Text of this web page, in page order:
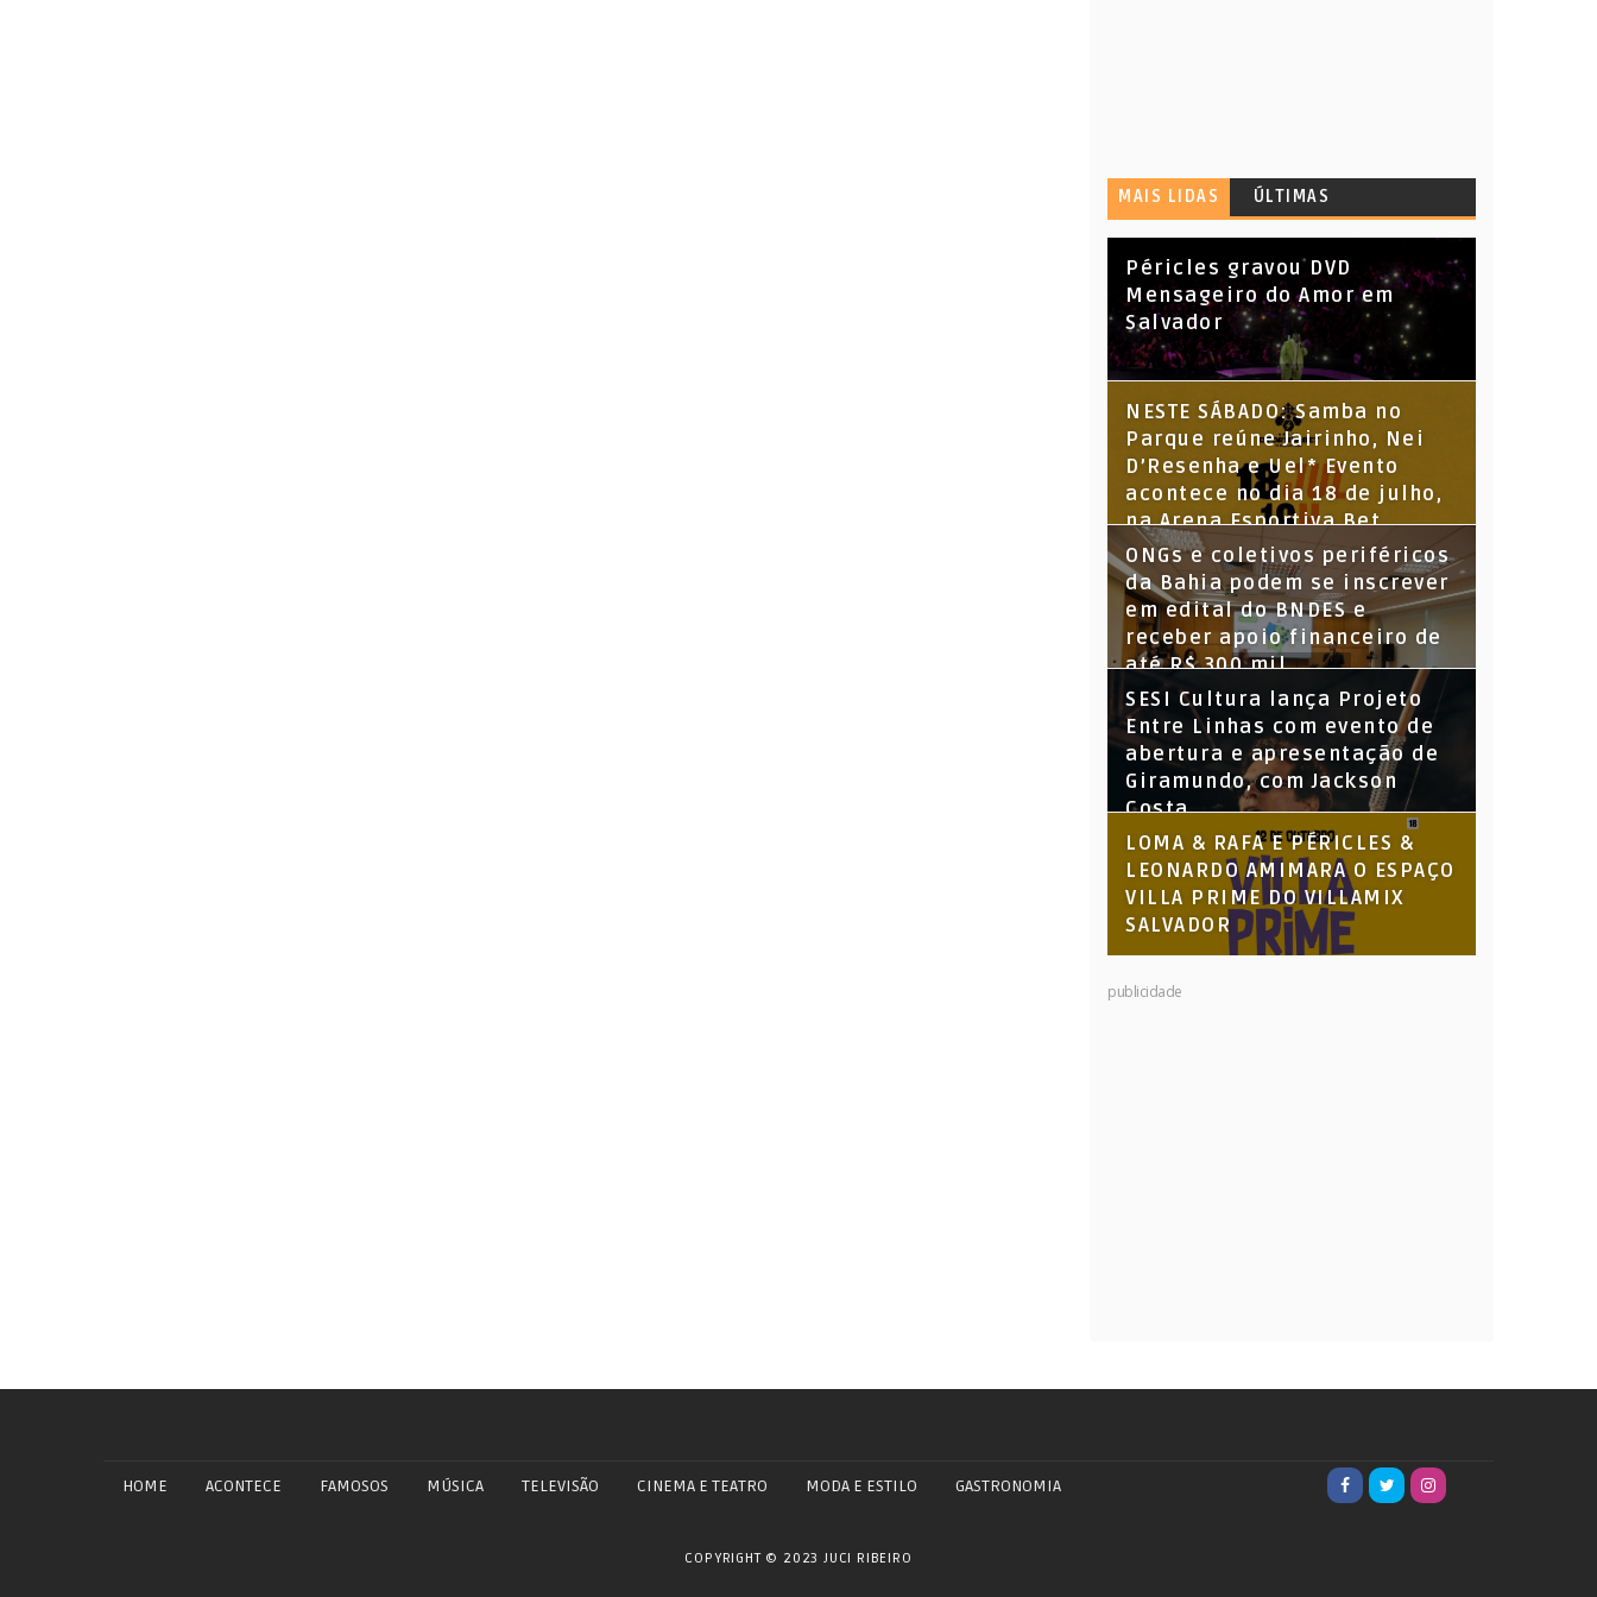
MAIS LIDAS ÚLTIMAS
Péricles gravou DVD
Mensageiro do Amor em
Salvador
NESTE SÁBADO: Samba no
Parque reúne Jairinho, Nei
D’Resenha e Uel* Evento
acontece no dia 18 de julho,
na Arena Esportiva Bet
Parque Santiago
ONGs e coletivos periféricos
da Bahia podem se inscrever
em edital do BNDES e
receber apoio financeiro de
até R$ 300 mil
SESI Cultura lança Projeto
Entre Linhas com evento de
abertura e apresentação de
Giramundo, com Jackson
Costa
LOMA & RAFA E PÉRICLES &
LEONARDO AMIMARA O ESPAÇO
VILLA PRIME DO VILLAMIX
SALVADOR
publicidade
HOME ACONTECE FAMOSOS MÚSICA TELEVISÃO CINEMA E TEATRO MODA E ESTILO GASTRONOMIA
COPYRIGHT © 2023 JUCI RIBEIRO